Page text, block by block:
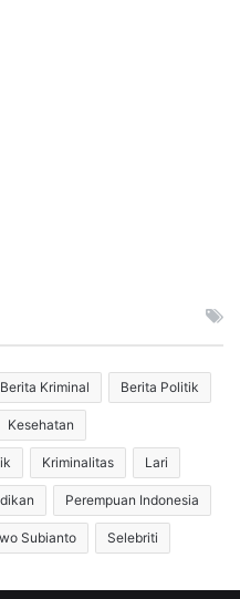
Berita Kriminal Berita Politik
Kesehatan
Kriminalitas Lari
Perempuan Indonesia
Subianto Selebriti